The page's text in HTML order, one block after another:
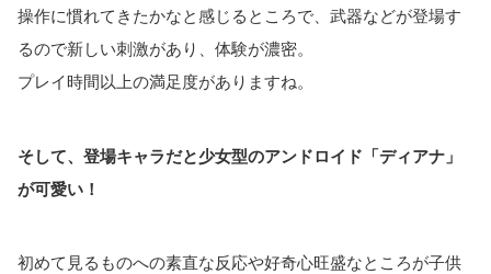
操作に慣れてきたかなと感じるところで、武器などが登場す
るので新しい刺激があり、体験が濃密。
プレイ時間以上の満足度がありますね。
そして、登場キャラだと少女型のアンドロイド「ディアナ」
が可愛い！
初めて見るものへの素直な反応や好奇心旺盛なところが子供